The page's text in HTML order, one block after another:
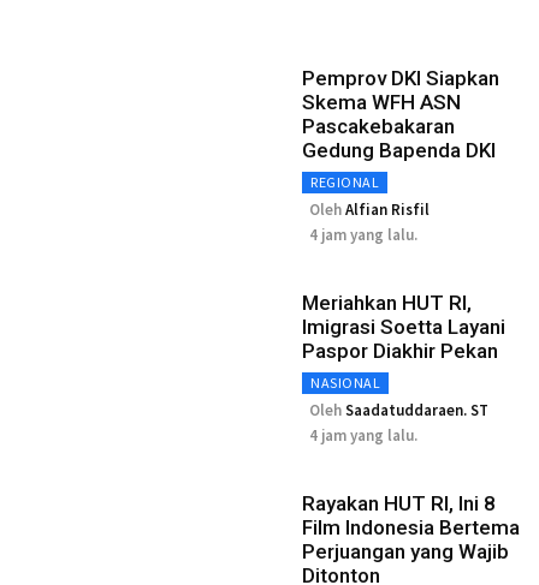
Pemprov DKI Siapkan
Skema WFH ASN
Pascakebakaran
Gedung Bapenda DKI
REGIONAL
OlehAlfian Risfil
4 jam yang lalu.
Meriahkan HUT RI,
Imigrasi Soetta Layani
Paspor Diakhir Pekan
NASIONAL
OlehSaadatuddaraen. ST
4 jam yang lalu.
Rayakan HUT RI, Ini 8
Film Indonesia Bertema
Perjuangan yang Wajib
Ditonton